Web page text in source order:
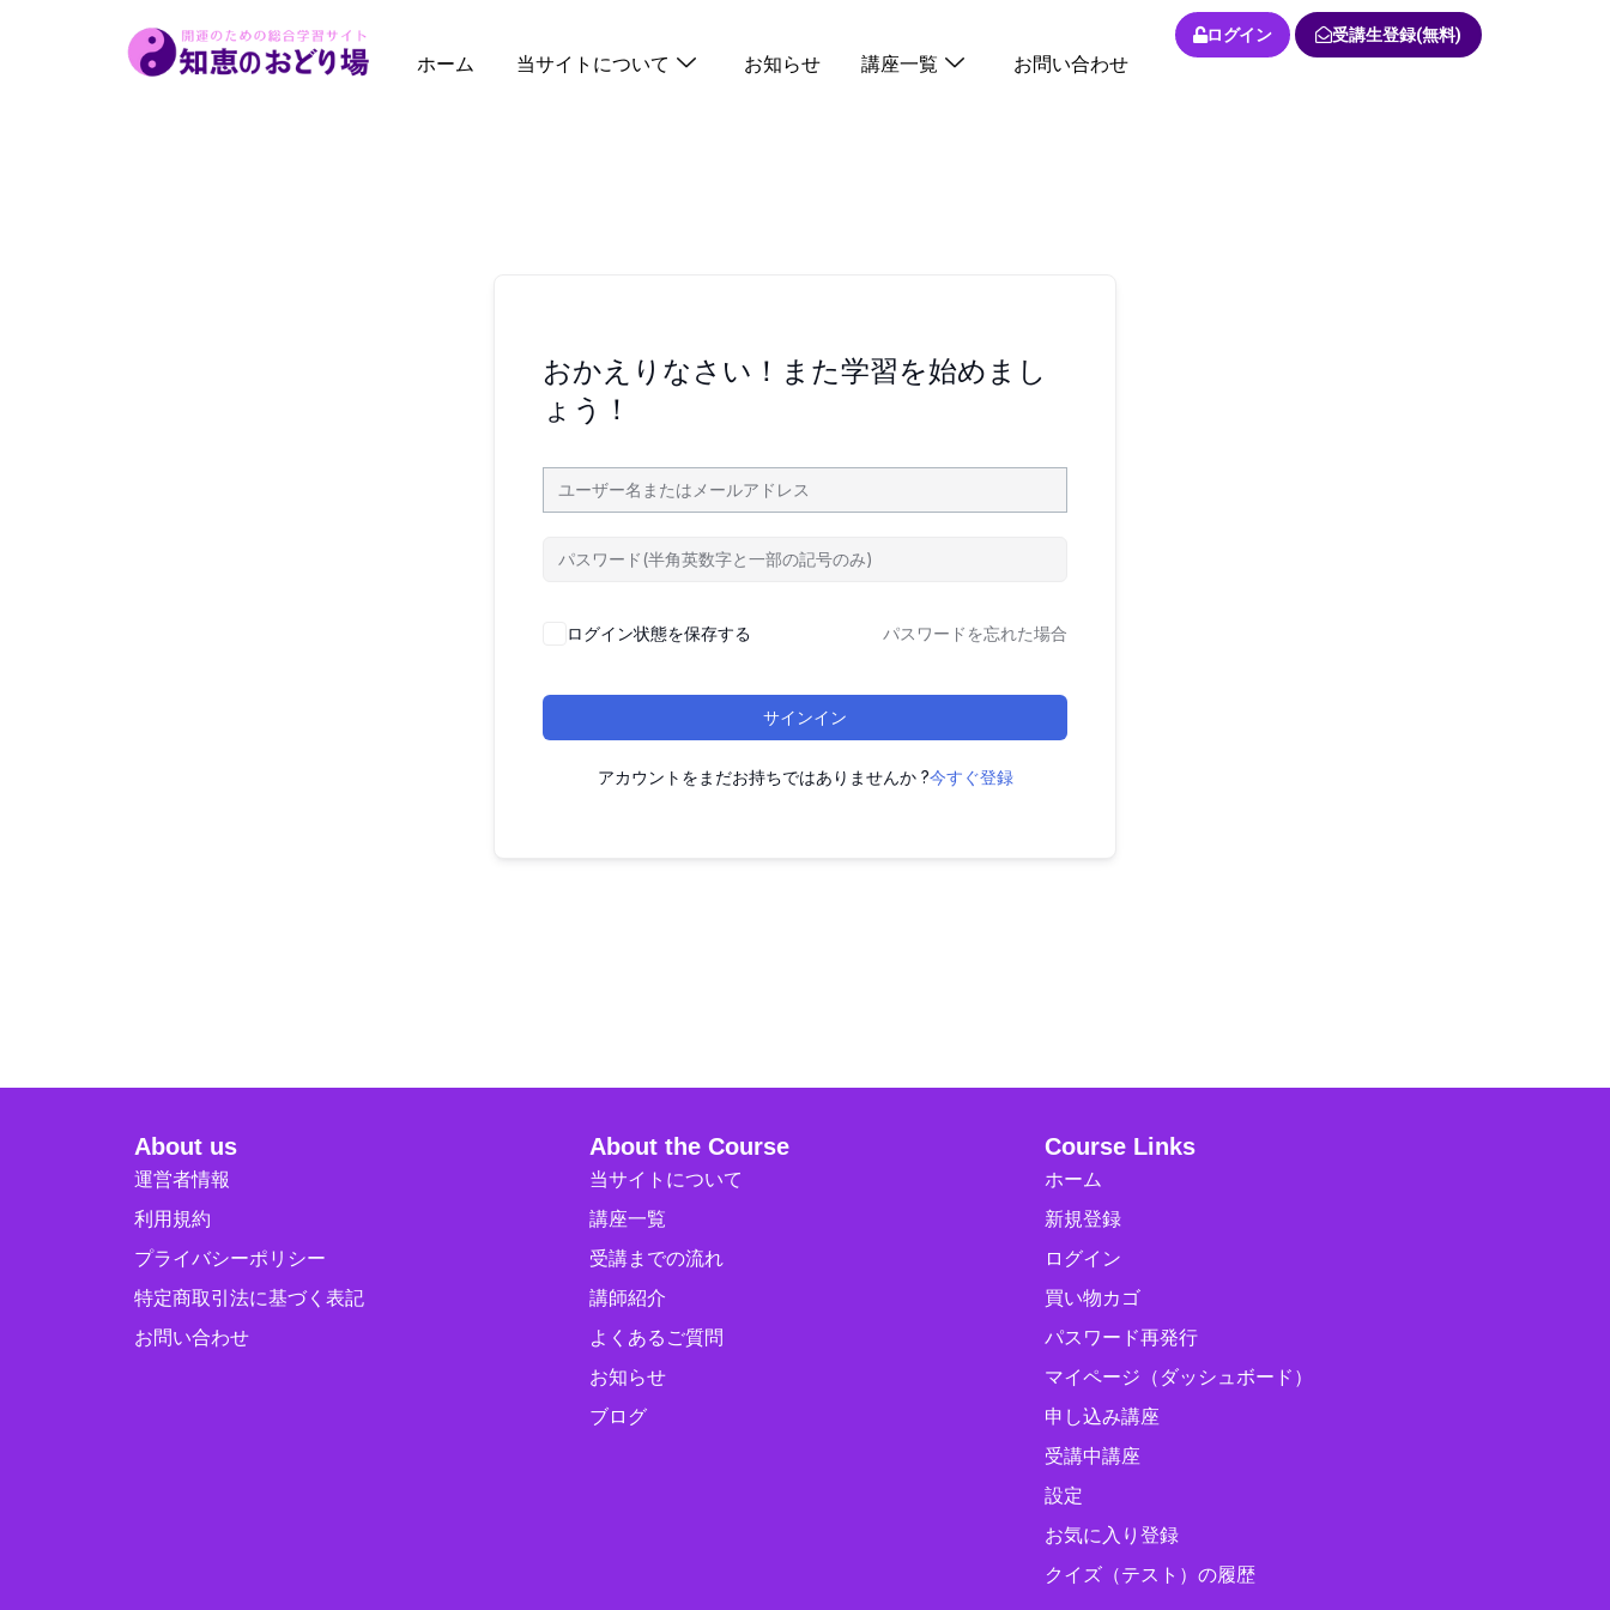
ホーム 当サイトについて お知らせ 講座一覧 お問い合わせ
ログイン 受講生登録(無料)
おかえりなさい！また学習を始めまし
ょう！
ログイン状態を保存する パスワードを忘れた場合
サインイン
アカウントをまだお持ちではありませんか ?今すぐ登録
About us
運営者情報
利用規約
プライバシーポリシー
特定商取引法に基づく表記
お問い合わせ
About the Course
当サイトについて
講座一覧
受講までの流れ
講師紹介
よくあるご質問
お知らせ
ブログ
Course Links
ホーム
新規登録
ログイン
買い物カゴ
パスワード再発行
マイページ（ダッシュボード）
申し込み講座
受講中講座
設定
お気に入り登録
クイズ（テスト）の履歴